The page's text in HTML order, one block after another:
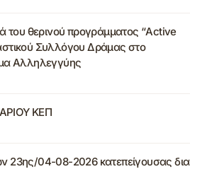
του θερινού προγράμματος “Active
Συλλόγου Δράμας στο
Αλληλεγγύης
ΚΕΠ
23ης/04-08-2026 κατεπείγουσας δια